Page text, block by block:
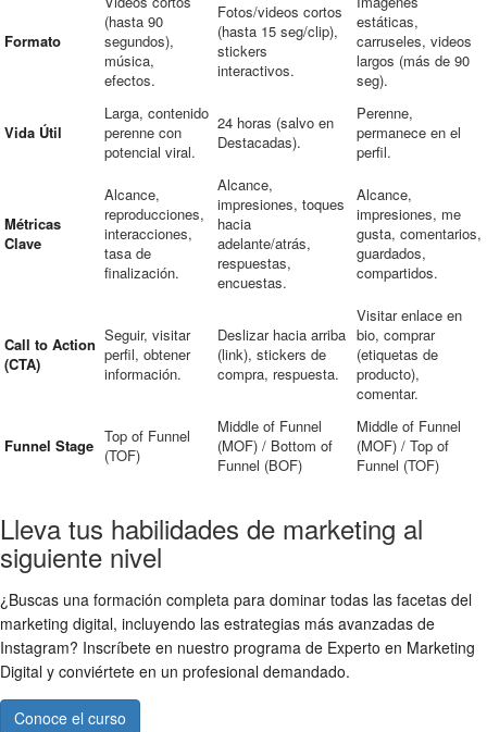
Formato
(hasta 90
segundos),
música,
efectos.
Fotos/videos cortos
(hasta 15 seg/clip),
stickers
interactivos.
estáticas,
carruseles, videos
largos (más de 90
seg).
Vida Útil
Larga, contenido
perenne con
potencial viral.
24 horas (salvo en
Destacadas).
Perenne,
permanece en el
perfil.
Métricas
Clave
Alcance,
reproducciones,
interacciones,
tasa de
finalización.
Alcance,
impresiones, toques
hacia
adelante/atrás,
respuestas,
encuestas.
Alcance,
impresiones, me
gusta, comentarios,
guardados,
compartidos.
Call to Action
(CTA)
Seguir, visitar
perfil, obtener
información.
Deslizar hacia arriba
(link), stickers de
compra, respuesta.
Visitar enlace en
bio, comprar
(etiquetas de
producto),
comentar.
Funnel Stage Top of Funnel
(TOF)
Middle of Funnel
(MOF) / Bottom of
Funnel (BOF)
Middle of Funnel
(MOF) / Top of
Funnel (TOF)
Lleva tus habilidades de marketing al
siguiente nivel
¿Buscas una formación completa para dominar todas las facetas del
marketing digital, incluyendo las estrategias más avanzadas de
Instagram? Inscríbete en nuestro programa de Experto en Marketing
Digital y conviértete en un profesional demandado.
Conoce el curso